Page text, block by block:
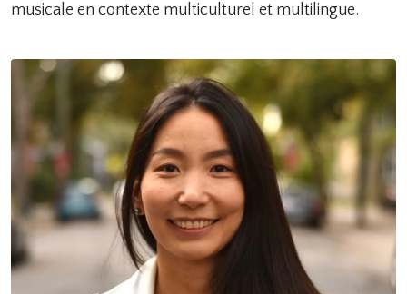
musicale en contexte multiculturel et multilingue.